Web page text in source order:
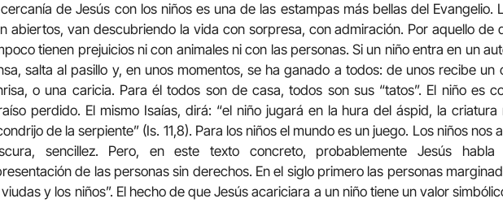
de Jesús con los niños es una de las estampas más bellas del Evangelio.
abiertos, van descubriendo la vida con sorpresa, con admiración. Por aquello de
tienen prejuicios ni con animales ni con las personas. Si un niño entra en un
salta al pasillo y, en unos momentos, se ha ganado a todos: de unos recibe un
o una caricia. Para él todos son de casa, todos son sus “tatos”. El niño es
perdido. El mismo Isaías, dirá: “el niño jugará en la hura del áspid, la
de la serpiente” (Is. 11,8). Para los niños el mundo es un juego. Los niños nos
sencillez. Pero, en este texto concreto, probablemente Jesús
de las personas sin derechos. En el siglo primero las personas
viudas y los niños”. El hecho de que Jesús acariciara a un niño tiene un valor